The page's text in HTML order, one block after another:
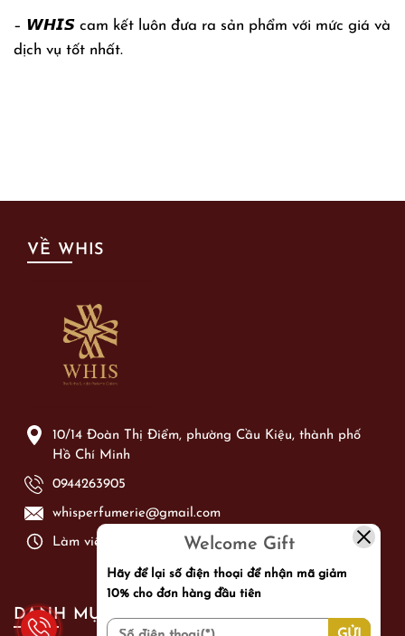
– 𝙒𝙃𝙄𝙎 cam kết luôn đưa ra sản phẩm với mức giá và
dịch vụ tốt nhất.
VỀ WHIS
10/14 Đoàn Thị Điểm, phường Cầu Kiệu, thành phố
Hồ Chí Minh
0944263905
whisperfumerie@gmail.com
Làm việc từ: Thứ 2 - Chủ Nhật từ 09h00 - 21h00
DANH MỤC SẢN PHẨM
Welcome Gift
Hãy để lại số điện thoại để nhận mã giảm
10% cho đơn hàng đầu tiên